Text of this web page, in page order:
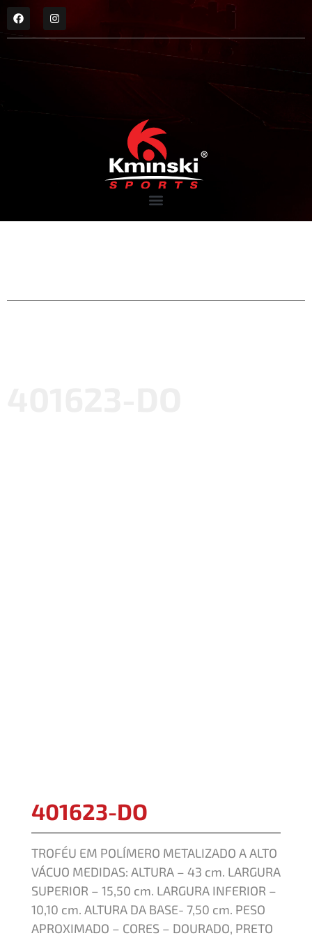
401623-DO
TROFÉU EM POLÍMERO METALIZADO A ALTO
VÁCUO MEDIDAS: ALTURA – 43 cm. LARGURA
SUPERIOR – 15,50 cm. LARGURA INFERIOR –
10,10 cm. ALTURA DA BASE- 7,50 cm. PESO
APROXIMADO – CORES – DOURADO, PRETO